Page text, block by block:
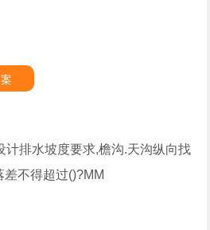
计排水坡度要求,檐沟.天沟纵向找
不得超过()?MM